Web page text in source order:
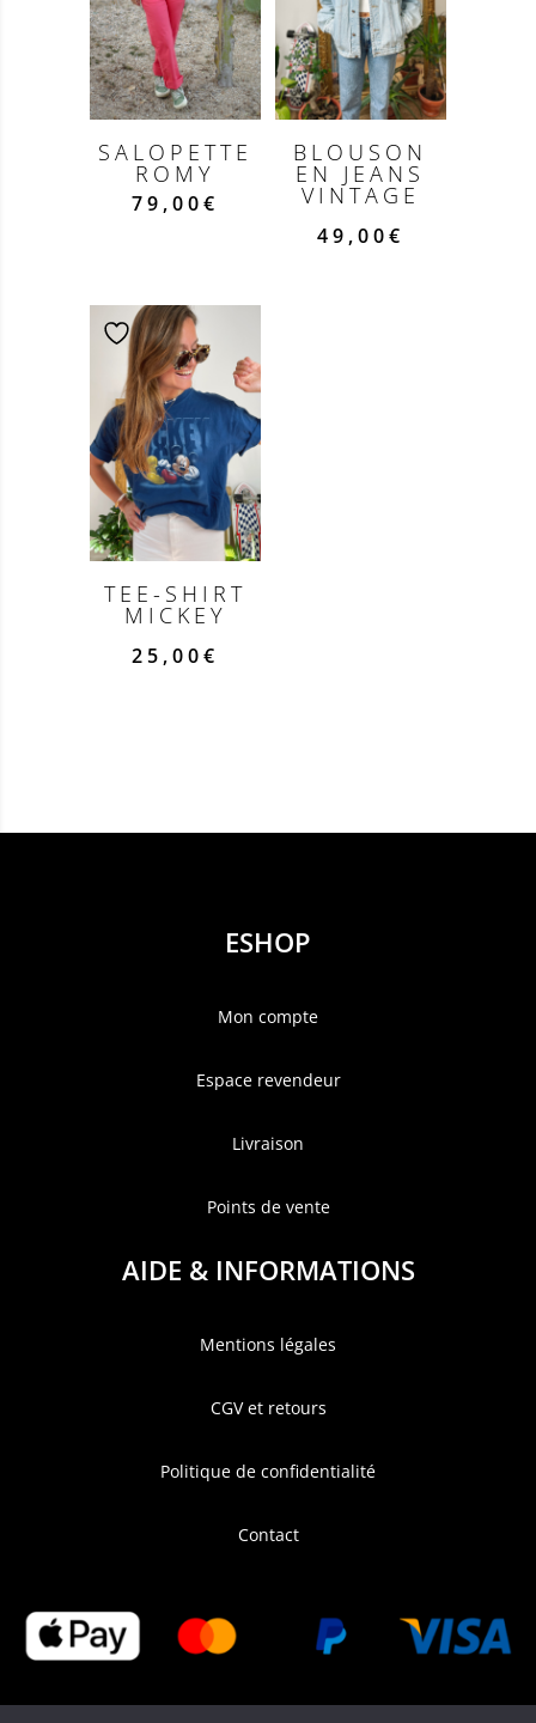
SALOPETTE
ROMY
79,00€
BLOUSON
EN JEANS
VINTAGE
49,00€
TEE-SHIRT
MICKEY
25,00€
ESHOP
Mon compte
Espace revendeur
Livraison
Points de vente
AIDE & INFORMATIONS
Mentions légales
CGV et retours
Politique de confidentialité
Contact